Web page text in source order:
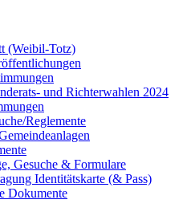
(Weibil-Totz)
und Richterwahlen 2024
Reglemente
Gesuche & Formulare
Identitätskarte (& Pass)
Dokumente